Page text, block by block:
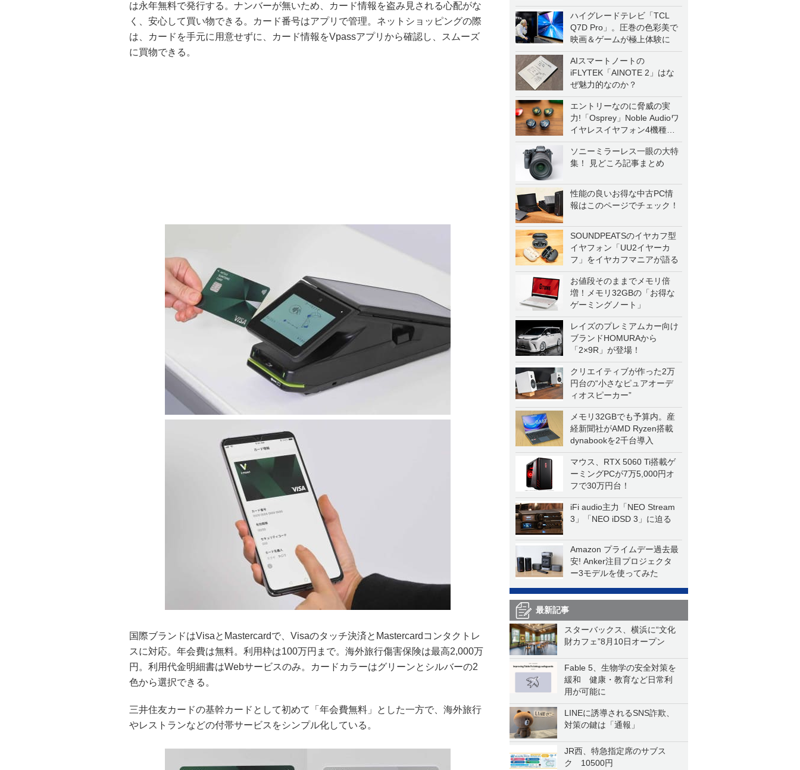
ハイグレードテレビ「TCL
Q7D Pro」。圧巻の色彩美で
映画＆ゲームが極上体験に
AIスマートノートの
iFLYTEK「AINOTE 2」はな
ぜ魅力的なのか？
エントリーなのに脅威の実
力!「Osprey」Noble Audioワ
イヤレスイヤフォン4機種を
一気に聴く
ソニーミラーレス一眼の大特
集！ 見どころ記事まとめ
性能の良いお得な中古PC情
報はこのページでチェック！
SOUNDPEATSのイヤカフ型
イヤフォン「UU2イヤーカ
フ」をイヤカフマニアが語る
お値段そのままでメモリ倍
増！メモリ32GBの「お得な
ゲーミングノート」
レイズのプレミアムカー向け
ブランドHOMURAから
「2×9R」が登場！
クリエイティブが作った2万
円台の“小さなピュアオーデ
ィオスピーカー”
メモリ32GBでも予算内。産
経新聞社がAMD Ryzen搭載
dynabookを2千台導入
マウス、RTX 5060 Ti搭載ゲ
ーミングPCが7万5,000円オ
フで30万円台！
iFi audio主力「NEO Stream
3」「NEO iDSD 3」に迫る
Amazon プライムデー過去最
安! Anker注目プロジェクタ
ー3モデルを使ってみた
最新記事
スターバックス、横浜に“文化
財カフェ”8月10日オープン
Fable 5、生物学の安全対策を
緩和 健康・教育など日常利
用が可能に
LINEに誘導されるSNS詐欺、
対策の鍵は「通報」
JR西、特急指定席のサブス
ク 10500円
は永年無料で発行する。ナンバーが無いため、カード情報を盗み見される心配がな
く、安心して買い物できる。カード番号はアプリで管理。ネットショッピングの際
は、カードを手元に用意せずに、カード情報をVpassアプリから確認し、スムーズ
に買物できる。
国際ブランドはVisaとMastercardで、Visaのタッチ決済とMastercardコンタクトレ
スに対応。年会費は無料。利用枠は100万円まで。海外旅行傷害保険は最高2,000万
円。利用代金明細書はWebサービスのみ。カードカラーはグリーンとシルバーの2
色から選択できる。
三井住友カードの基幹カードとして初めて「年会費無料」とした一方で、海外旅行
やレストランなどの付帯サービスをシンプル化している。